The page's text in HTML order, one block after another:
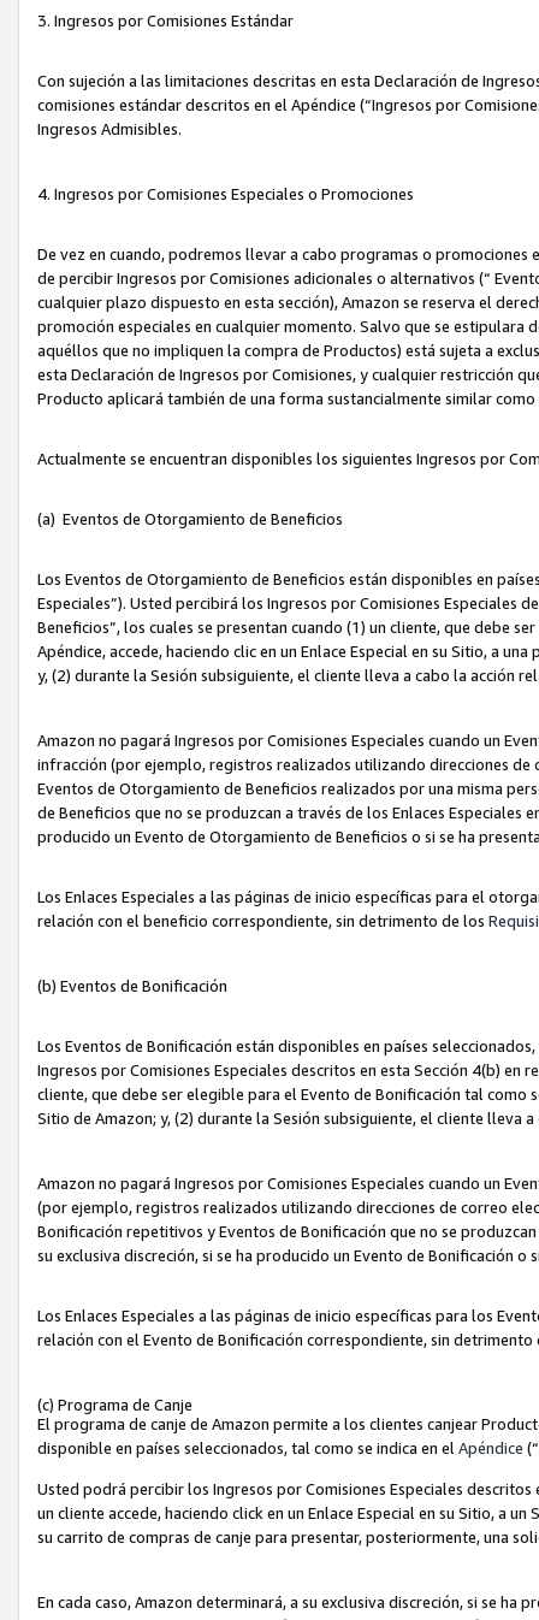
3. Ingresos por Comisiones Estándar
Con sujeción a las limitaciones descritas en esta Declaración de
comisiones estándar descritos en el Apéndice (“Ingresos por
Ingresos Admisibles.
4. Ingresos por Comisiones Especiales o Promociones
De vez en cuando, podremos llevar a cabo programas o
de percibir Ingresos por Comisiones adicionales o alternativos (“
cualquier plazo dispuesto en esta sección), Amazon se reserva el
promoción especiales en cualquier momento. Salvo que se
aquéllos que no impliquen la compra de Productos) está sujeta a
esta Declaración de Ingresos por Comisiones, y cualquier restricción
Producto aplicará también de una forma sustancialmente similar
Actualmente se encuentran disponibles los siguientes Ingresos por
(a) Eventos de Otorgamiento de Beneficios
Los Eventos de Otorgamiento de Beneficios están disponibles en
Especiales”). Usted percibirá los Ingresos por Comisiones Especiales
Beneficios”, los cuales se presentan cuando (1) un cliente, que debe
Apéndice, accede, haciendo clic en un Enlace Especial en su Sitio, a
y, (2) durante la Sesión subsiguiente, el cliente lleva a cabo la acción
Amazon no pagará Ingresos por Comisiones Especiales cuando un
infracción (por ejemplo, registros realizados utilizando direcciones
Eventos de Otorgamiento de Beneficios realizados por una misma
de Beneficios que no se produzcan a través de los Enlaces Especiales
producido un Evento de Otorgamiento de Beneficios o si se ha
Los Enlaces Especiales a las páginas de inicio específicas para el
relación con el beneficio correspondiente, sin detrimento de los
(b) Eventos de Bonificación
Los Eventos de Bonificación están disponibles en países
Ingresos por Comisiones Especiales descritos en esta Sección 4(b) en
cliente, que debe ser elegible para el Evento de Bonificación tal como
Sitio de Amazon; y, (2) durante la Sesión subsiguiente, el cliente lleva
Amazon no pagará Ingresos por Comisiones Especiales cuando un
(por ejemplo, registros realizados utilizando direcciones de correo
Bonificación repetitivos y Eventos de Bonificación que no se
su exclusiva discreción, si se ha producido un Evento de Bonificación
Los Enlaces Especiales a las páginas de inicio específicas para los
relación con el Evento de Bonificación correspondiente, sin
(c) Programa de Canje
El programa de canje de Amazon permite a los clientes canjear
disponible en países seleccionados, tal como se indica en el Apéndice
Usted podrá percibir los Ingresos por Comisiones Especiales
un cliente accede, haciendo click en un Enlace Especial en su Sitio, a
su carrito de compras de canje para presentar, posteriormente, una
En cada caso, Amazon determinará, a su exclusiva discreción, si se